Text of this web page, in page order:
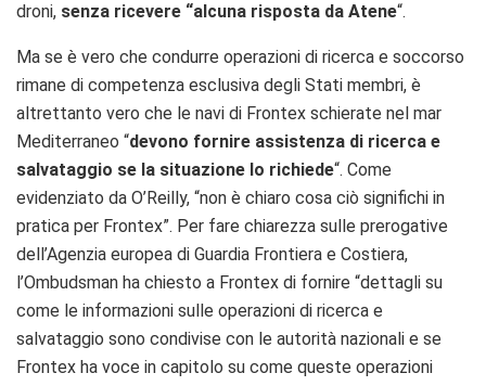
droni, senza ricevere “alcuna risposta da Atene“.
Ma se è vero che condurre operazioni di ricerca e soccorso
rimane di competenza esclusiva degli Stati membri, è
altrettanto vero che le navi di Frontex schierate nel mar
Mediterraneo “devono fornire assistenza di ricerca e
salvataggio se la situazione lo richiede“. Come
evidenziato da O’Reilly, “non è chiaro cosa ciò significhi in
pratica per Frontex”. Per fare chiarezza sulle prerogative
dell’Agenzia europea di Guardia Frontiera e Costiera,
l’Ombudsman ha chiesto a Frontex di fornire “dettagli su
come le informazioni sulle operazioni di ricerca e
salvataggio sono condivise con le autorità nazionali e se
Frontex ha voce in capitolo su come queste operazioni